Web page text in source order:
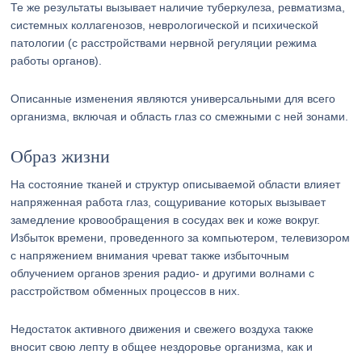
Те же результаты вызывает наличие туберкулеза, ревматизма,
системных коллагенозов, неврологической и психической
патологии (с расстройствами нервной регуляции режима
работы органов).
Описанные изменения являются универсальными для всего
организма, включая и область глаз со смежными с ней зонами.
Образ жизни
На состояние тканей и структур описываемой области влияет
напряженная работа глаз, сощуривание которых вызывает
замедление кровообращения в сосудах век и коже вокруг.
Избыток времени, проведенного за компьютером, телевизором
с напряжением внимания чреват также избыточным
облучением органов зрения радио- и другими волнами с
расстройством обменных процессов в них.
Недостаток активного движения и свежего воздуха также
вносит свою лепту в общее нездоровье организма, как и